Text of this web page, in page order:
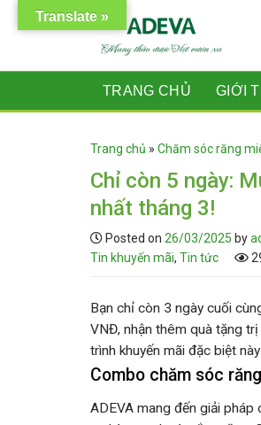
TRANG CHỦ GIỚI
Trang chủ » Chăm sóc răng
Chỉ còn 5 ngày:
nhất tháng 3!
Posted on 26/03/2025 by
Tin khuyến mãi, Tin tức
Bạn chỉ còn 3 ngày cuối
VNĐ, nhận thêm quà tặng
trình khuyến mãi đặc biệt
Combo chăm sóc
ADEVA mang đến giải
Translate »